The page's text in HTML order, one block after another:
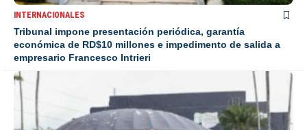
INTERNACIONALES
Tribunal impone presentación periódica, garantía
económica de RD$10 millones e impedimento de salida a
empresario Francesco Intrieri